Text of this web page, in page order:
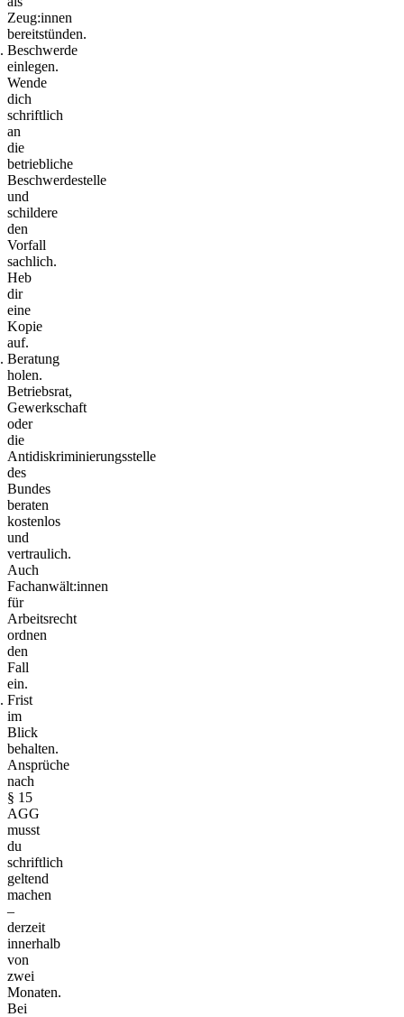
Zeug:innen
bereitstünden.
Beschwerde
einlegen.
Wende
dich
schriftlich
an
die
betriebliche
Beschwerdestelle
und
schildere
den
Vorfall
sachlich.
Heb
dir
eine
Kopie
auf.
Beratung
holen.
Betriebsrat,
Gewerkschaft
oder
die
Antidiskriminierungsstelle
des
Bundes
beraten
kostenlos
und
vertraulich.
Auch
Fachanwält:innen
für
Arbeitsrecht
ordnen
den
Fall
ein.
Frist
im
Blick
behalten.
Ansprüche
nach
§ 15
AGG
musst
du
schriftlich
geltend
machen
–
derzeit
innerhalb
von
zwei
Monaten.
Bei